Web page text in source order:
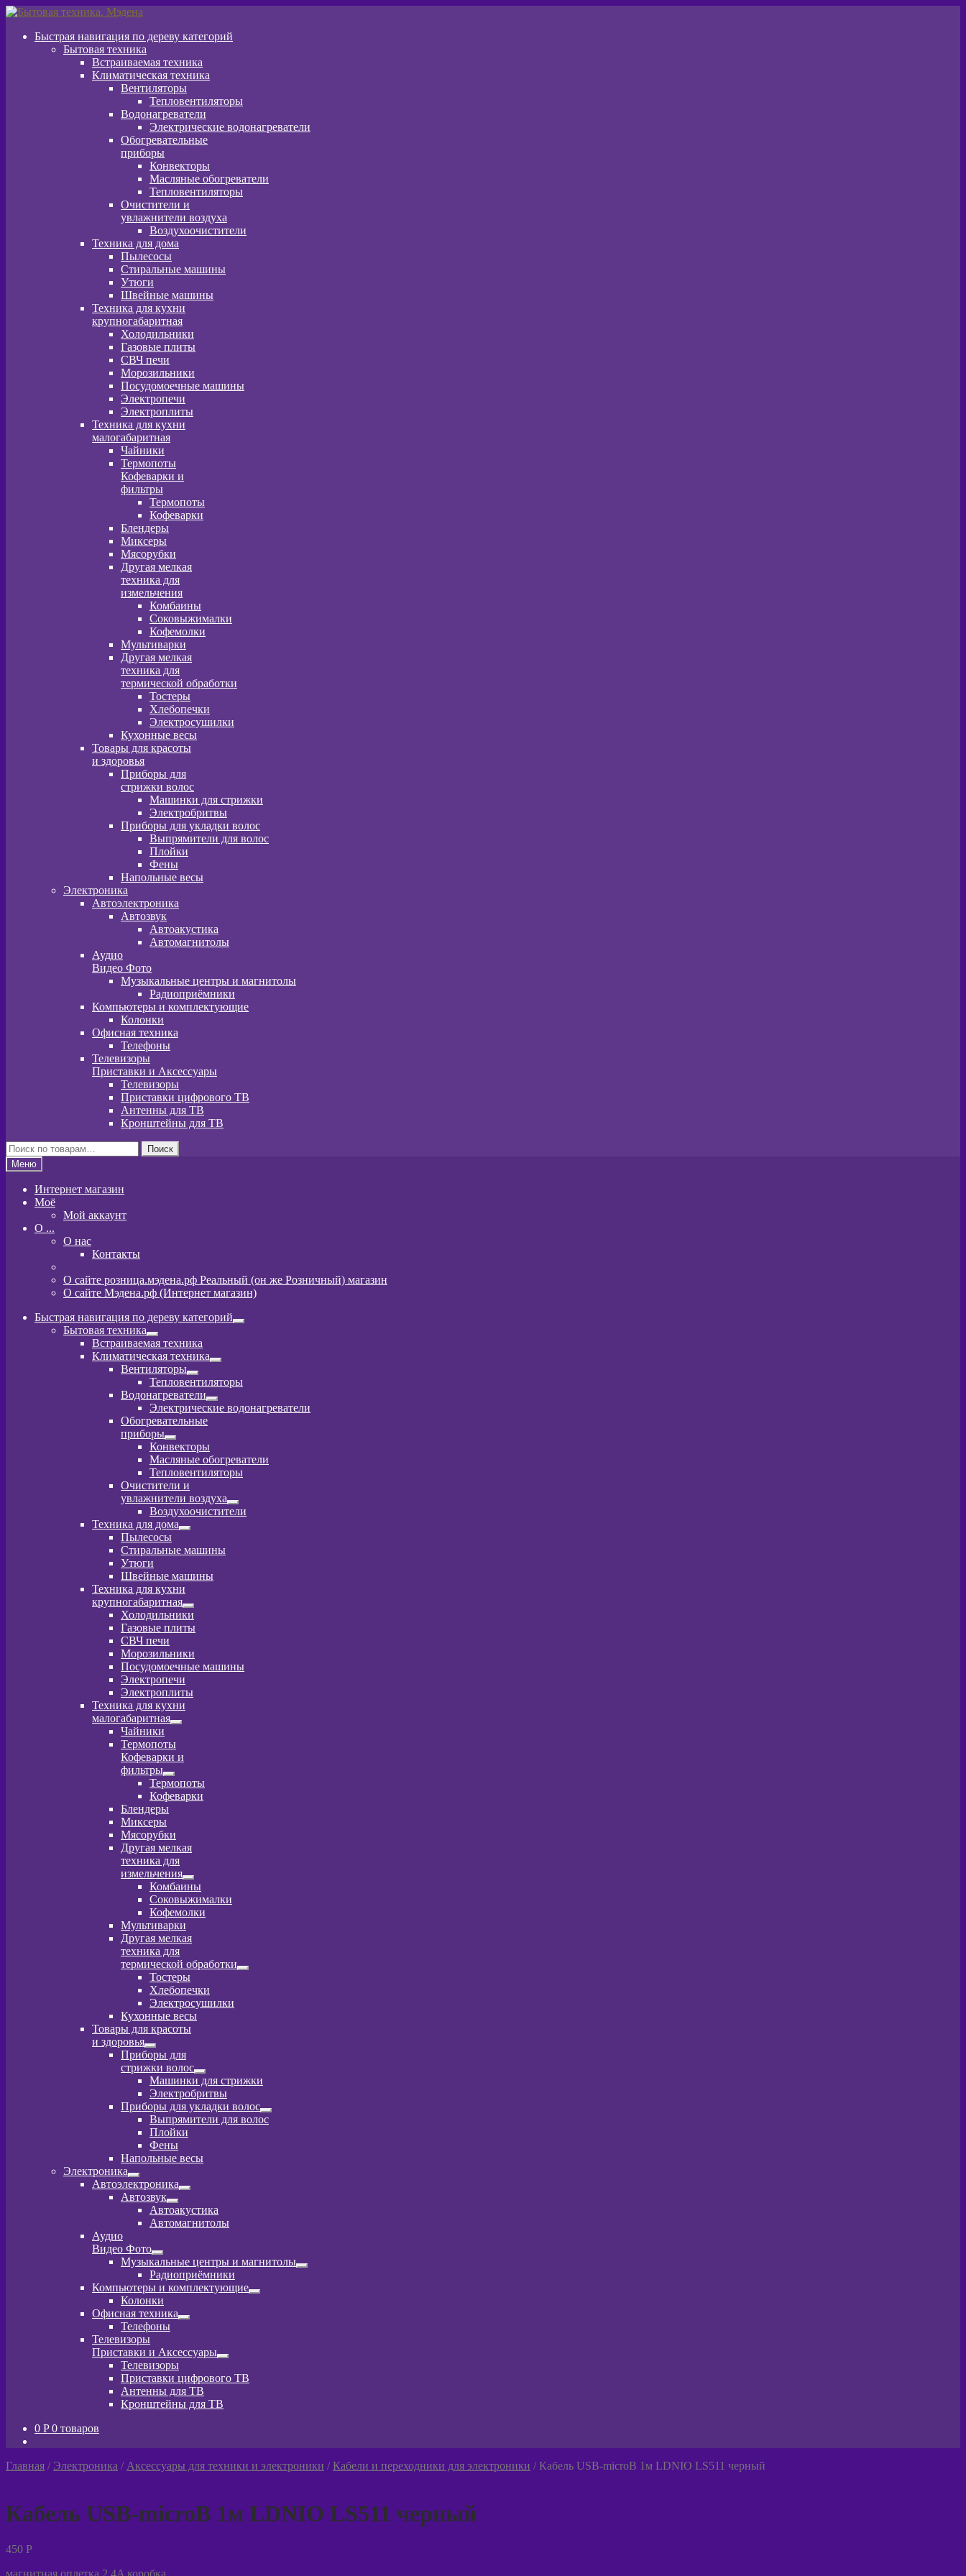
Перейти
навигации
Перейти
содержимому
Быстрая навигация по дереву категорий
Бытовая техника
Встраиваемая техника
Климатическая техника
Вентиляторы
Тепловентиляторы
Водонагреватели
Электрические водонагреватели
Обогревательные
приборы
Конвекторы
Масляные обогреватели
Тепловентиляторы
Очистители и
увлажнители воздуха
Воздухоочистители
Техника для дома
Пылeсосы
Стиральные машины
Утюги
Швейные машины
Техника для кухни
крупногабаритная
Холодильники
Газовые плиты
СВЧ печи
Морозильники
Посудомоечные машины
Электропечи
Электроплиты
Техника для кухни
малогабаритная
Чайники
Термопоты
Кофеварки и
фильтры
Термопоты
Кофеварки
Блендеры
Миксеры
Мясорубки
Другая мелкая
техника для
измельчения
Комбаины
Соковыжималки
Кофемолки
Мультиварки
Другая мелкая
техника для
термической обработки
Тостеры
Хлебопечки
Электросушилки
Кухонные весы
Товары для красоты
и здоровья
Приборы для
стрижки волос
Машинки для стрижки
Электробритвы
Приборы для укладки волос
Выпрямители для волос
Плойки
Фены
Напольные весы
Электроника
Автоэлектроника
Автозвук
Автоакустика
Автомагнитолы
Аудио
Видео Фото
Музыкальные центры и магнитолы
Радиоприёмники
Компьютеры и комплектующие
Колонки
Офисная техника
Телефоны
Телевизоры
Приставки и Аксессуары
Телевизоры
Приставки цифрового ТВ
Антенны для ТВ
Кронштейны для ТВ
Искать:
Поиск
Меню
Интернет магазин
Моё
Мой аккаунт
O ...
О нас
Контакты
О сайте розница.мэдена.рф Реальный (он же Розничный) магазин
О сайте Мэдена.рф (Интернет магазин)
Быстрая навигация по дереву категорий
Развернутое
Бытовая техника
Развернутое
вложенное
меню
Встраиваемая техника
Климатическая техника
Развернутое
меню
Вентиляторы
Развернутое
вложенное
меню
Тепловентиляторы
Водонагреватели
Развернутое
вложенное
Электрические водонагреватели
Обогревательные
приборы
Развернутое
вложенное
меню
Конвекторы
Масляные обогреватели
Тепловентиляторы
Очистители и
увлажнители воздуха
Развернутое
вложенное
Воздухоочистители
Техника для дома
Развернутое
меню
Пылeсосы
Стиральные машины
Утюги
Швейные машины
Техника для кухни
крупногабаритная
Развернутое
вложенное
меню
Холодильники
Газовые плиты
СВЧ печи
Морозильники
Посудомоечные машины
Электропечи
Электроплиты
Техника для кухни
малогабаритная
Развернутое
меню
Чайники
Термопоты
Кофеварки и
фильтры
Развернутое
вложенное
меню
Термопоты
Кофеварки
Блендеры
Миксеры
Мясорубки
Другая мелкая
техника для
измельчения
Развернутое
вложенное
меню
Комбаины
Соковыжималки
Кофемолки
Мультиварки
Другая мелкая
техника для
термической обработки
Развернутое
Тостеры
Хлебопечки
Электросушилки
Кухонные весы
Товары для красоты
и здоровья
Развернутое
вложенное
меню
Приборы для
стрижки волос
Развернутое
вложенное
меню
Машинки для стрижки
Электробритвы
Приборы для укладки волос
Развернутое
вложенное
Выпрямители для волос
Плойки
Фены
Напольные весы
Электроника
Развернутое
вложенное
меню
Автоэлектроника
Развернутое
меню
Автозвук
Развернутое
вложенное
меню
Автоакустика
Автомагнитолы
Аудио
Видео Фото
Развернутое
вложенное
меню
Музыкальные центры и магнитолы
Развернутое
Радиоприёмники
Компьютеры и комплектующие
Развернутое
Колонки
Офисная техника
Развернутое
Телефоны
Телевизоры
Приставки и Аксессуары
Развернутое
вложенное
меню
Телевизоры
Приставки цифрового ТВ
Антенны для ТВ
Кронштейны для ТВ
0 P 0 товаров
Главная / Электроника / Аксессуары для техники и электроники /Кабели и переходники для электроники /Кабель USB-microB 1м LDNIO LS511 черный
Кабель USB-microB 1м LDNIO LS511 черный
450 P
магнитная оплетка 2.4A коробка